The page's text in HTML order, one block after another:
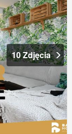
10 Zdjęcia